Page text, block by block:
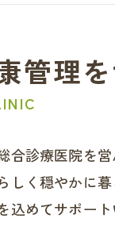
管理
診療医院を
く穏やかに
めてサポート